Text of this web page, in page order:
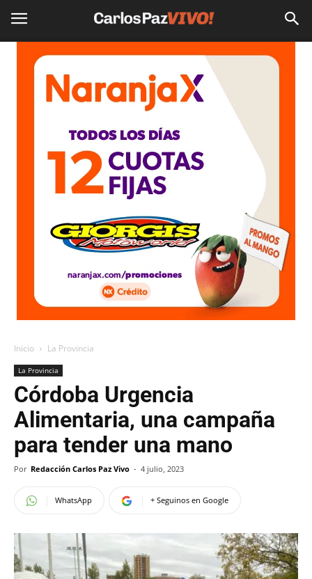
Inicio La Provincia
La Provincia
Córdoba Urgencia
Alimentaria, una campaña
para tender una mano
Por Redacción Carlos Paz Vivo - 4 julio, 2023
WhatsApp + Seguinos en Google